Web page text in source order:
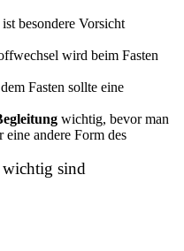
besondere Vorsicht
wird beim Fasten
Fasten sollte eine
wichtig, bevor man
eine andere Form des
wichtig sind